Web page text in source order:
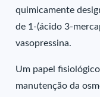
quimicamente
de 1-(ácido 3-
vasopressina.
Um papel
manutenção da